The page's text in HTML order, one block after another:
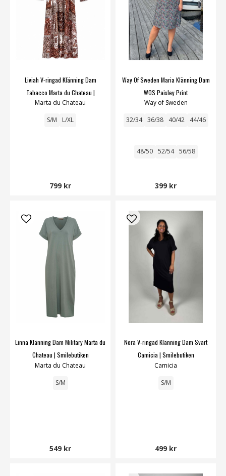
Liviah V-ringad Klänning Dam
Tabacco Marta du Chateau |
Smilebutiken
Marta du Chateau
S/M L/XL
799 kr
Way Of Sweden Maria Klänning Dam
WOS Paisley Print
Way of Sweden
32/34 36/38 40/42 44/46
48/50 52/54 56/58
399 kr
Linna Klänning Dam Military Marta du
Chateau | Smilebutiken
Marta du Chateau
S/M
549 kr
Nora V-ringad Klänning Dam Svart
Camicia | Smilebutiken
Camicia
S/M
499 kr